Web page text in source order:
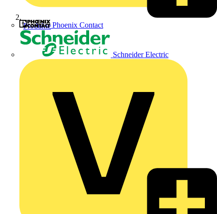
Phoenix Contact
Schneider Electric
Produkte